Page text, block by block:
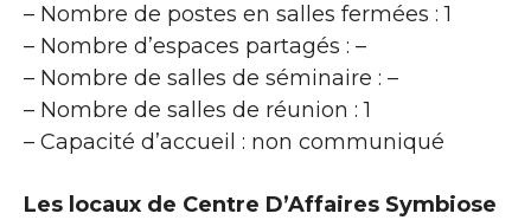
– Nombre de postes en salles fermées : 1
– Nombre d’espaces partagés : –
– Nombre de salles de séminaire : –
– Nombre de salles de réunion : 1
– Capacité d’accueil : non communiqué
Les locaux de Centre D’Affaires Symbiose